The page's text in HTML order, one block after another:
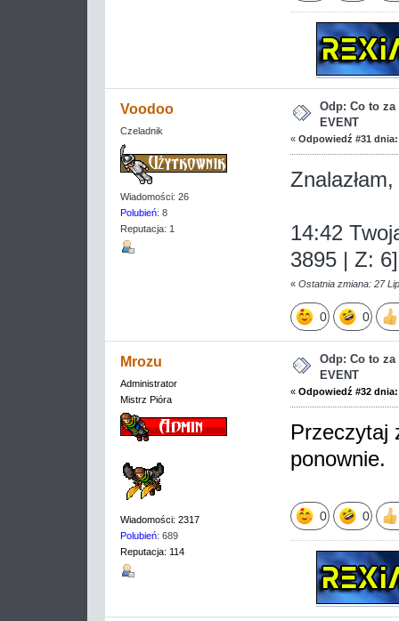
Voodoo
Czeladnik
Wiadomości: 26
Polubień: 8
Reputacja: 1
Odp: Co to za
EVENT
« Odpowiedź #31 dnia:
14:42
3895 | Z: 6]
« Ostatnia zmiana: 27
0 0
Mrozu
Administrator
Mistrz Pióra
Wiadomości: 2317
Polubień: 689
Reputacja: 114
Odp: Co to za
EVENT
« Odpowiedź #32 dnia:
Przeczytaj
ponownie.
0 0